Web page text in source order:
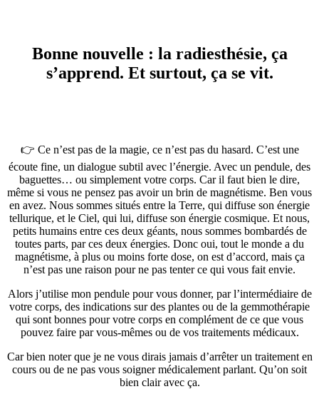
Bonne nouvelle : la radiesthésie, ça
s’apprend. Et surtout, ça se vit.
👉 Ce n’est pas de la magie, ce n’est pas du hasard. C’est une
écoute fine, un dialogue subtil avec l’énergie. Avec un pendule, des
baguettes… ou simplement votre corps. Car il faut bien le dire,
même si vous ne pensez pas avoir un brin de magnétisme. Ben vous
en avez. Nous sommes situés entre la Terre, qui diffuse son énergie
tellurique, et le Ciel, qui lui, diffuse son énergie cosmique. Et nous,
petits humains entre ces deux géants, nous sommes bombardés de
toutes parts, par ces deux énergies. Donc oui, tout le monde a du
magnétisme, à plus ou moins forte dose, on est d’accord, mais ça
n’est pas une raison pour ne pas tenter ce qui vous fait envie.
Alors j’utilise mon pendule pour vous donner, par l’intermédiaire de
votre corps, des indications sur des plantes ou de la gemmothérapie
qui sont bonnes pour votre corps en complément de ce que vous
pouvez faire par vous-mêmes ou de vos traitements médicaux.
Car bien noter que je ne vous dirais jamais d’arrêter un traitement en
cours ou de ne pas vous soigner médicalement parlant. Qu’on soit
bien clair avec ça.